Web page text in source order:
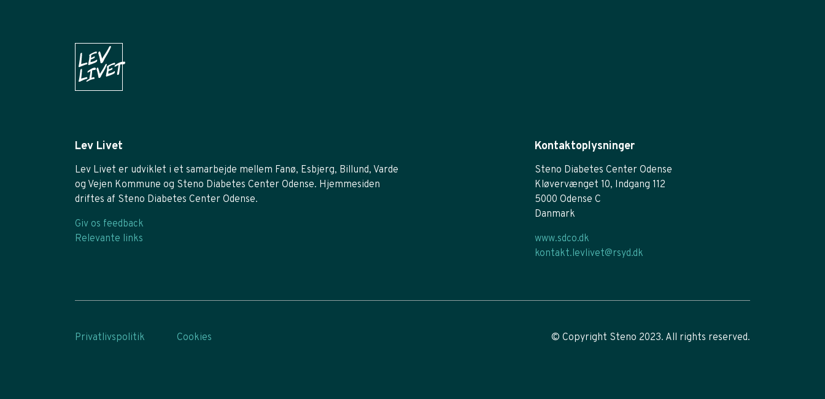
Lev Livet
Lev Livet er udviklet i et samarbejde mellem Fanø, Esbjerg, Billund, Varde
og Vejen Kommune og Steno Diabetes Center Odense. Hjemmesiden
driftes af Steno Diabetes Center Odense.
Giv os feedback
Relevante links
Kontaktoplysninger
Steno Diabetes Center Odense
Kløvervænget 10, Indgang 112
5000 Odense C
Danmark
www.sdco.dk
kontakt.levlivet@rsyd.dk
Privatlivspolitik Cookies © Copyright Steno 2023. All rights reserved.